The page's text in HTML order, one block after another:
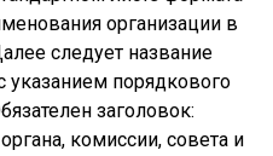
организации в
следует название
указанием порядкового
заголовок:
комиссии, совета и